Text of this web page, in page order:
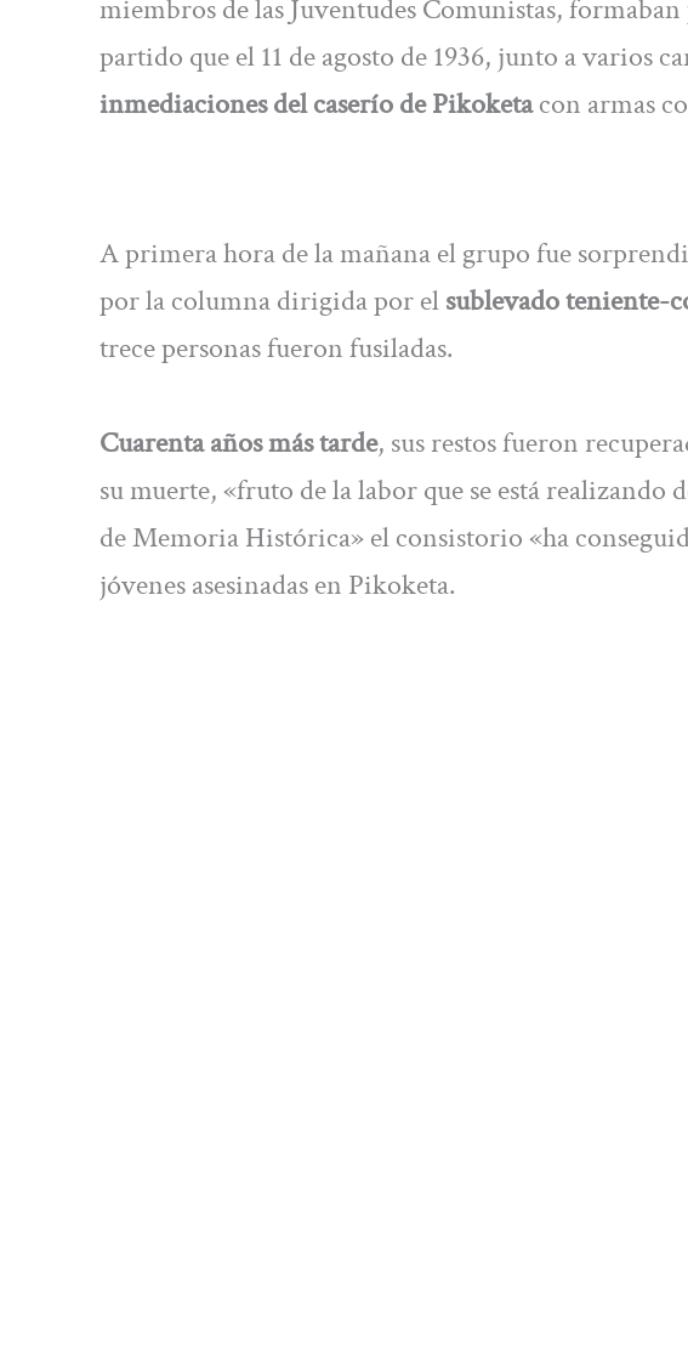
miembros de las Juventudes Comunistas,
partido que el 11 de agosto de 1936, junto a varios
inmediaciones del caserío de Pikoketacon armas
A primera hora de la mañana el grupo fue
por la columna dirigida por elsublevado teniente-
trece personas fueron fusiladas.
Cuarenta años más tarde, sus restos fueron
su muerte, «fruto de la labor que se está
de Memoria Histórica» el consistorio «ha
jóvenes asesinadas en Pikoketa.